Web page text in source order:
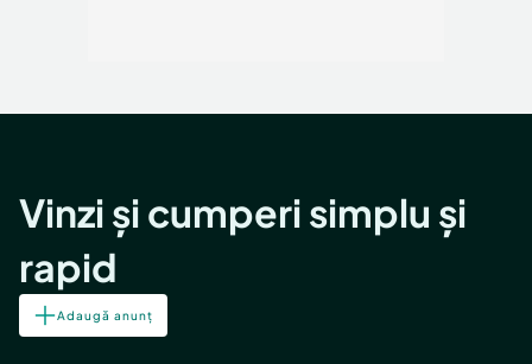
Vinzi și cumperi simplu și
rapid
Adaugă anunț